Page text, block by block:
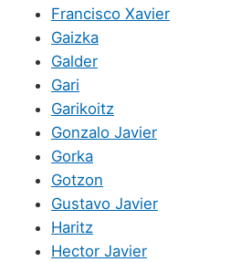
Francisco Xavier
Gaizka
Galder
Gari
Garikoitz
Gonzalo Javier
Gorka
Gotzon
Gustavo Javier
Haritz
Hector Javier